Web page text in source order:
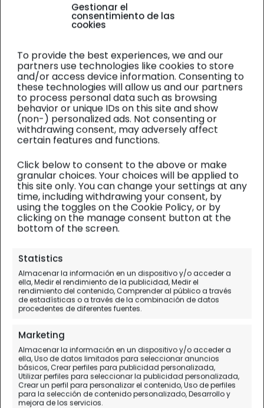
Gestionar el
consentimiento de las
cookies
To provide the best experiences, we and our
partners use technologies like cookies to store
and/or access device information. Consenting to
these technologies will allow us and our partners
to process personal data such as browsing
behavior or unique IDs on this site and show
(non-) personalized ads. Not consenting or
withdrawing consent, may adversely affect
certain features and functions.
Click below to consent to the above or make
granular choices. Your choices will be applied to
this site only. You can change your settings at any
time, including withdrawing your consent, by
using the toggles on the Cookie Policy, or by
clicking on the manage consent button at the
bottom of the screen.
Statistics
Almacenar la información en un dispositivo y/o acceder a
ella, Medir el rendimiento de la publicidad, Medir el
rendimiento del contenido, Comprender al público a través
de estadísticas o a través de la combinación de datos
procedentes de diferentes fuentes.
Marketing
Almacenar la información en un dispositivo y/o acceder a
ella, Uso de datos limitados para seleccionar anuncios
básicos, Crear perfiles para publicidad personalizada,
Utilizar perfiles para seleccionar la publicidad personalizada,
Crear un perfil para personalizar el contenido, Uso de perfiles
para la selección de contenido personalizado, Desarrollo y
mejora de los servicios.
Jordania
Lo mejor de Jordania para
visitar